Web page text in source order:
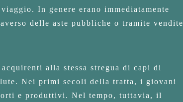
In genere erano immediatamente
delle aste pubbliche o tramite vendite
alla stessa stregua di capi di
Nei primi secoli della tratta, i giovani
e produttivi. Nel tempo, tuttavia, il